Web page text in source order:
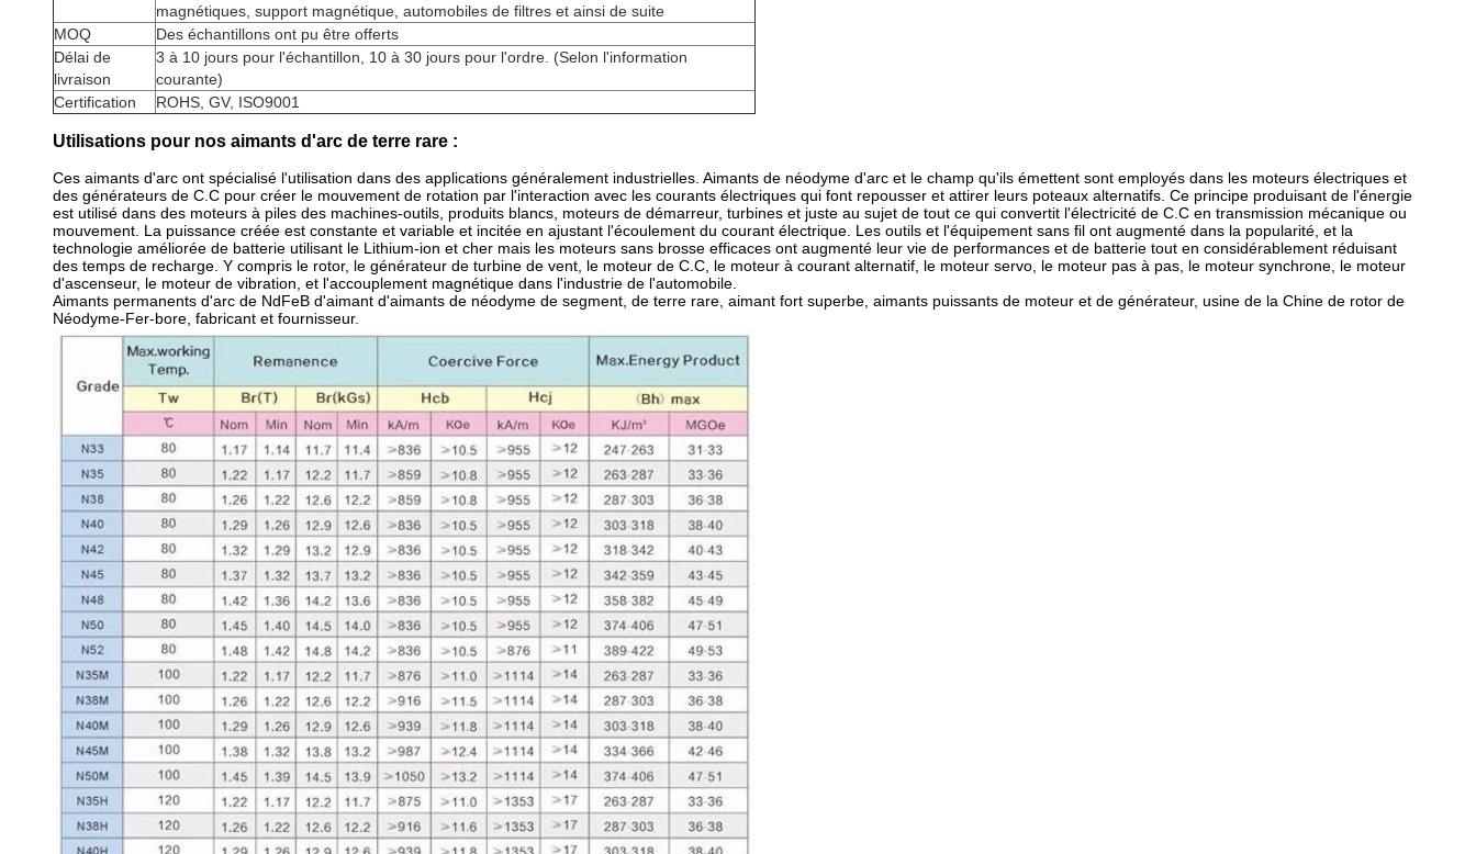
magnétiques, support magnétique, automobiles de filtres et ainsi de suite
MOQ
Des échantillons ont pu être offerts
Délai de
livraison
3 à 10 jours pour l'échantillon, 10 à 30 jours pour l'ordre. (Selon l'information
courante)
Certification
ROHS, GV, ISO9001
Utilisations pour nos aimants d'arc de terre rare :
Ces aimants d'arc ont spécialisé l'utilisation dans des applications généralement industrielles. Aimants de néodyme d'arc et le champ qu'ils émettent sont employés dans les moteurs électriques et
des générateurs de C.C pour créer le mouvement de rotation par l'interaction avec les courants électriques qui font repousser et attirer leurs poteaux alternatifs. Ce principe produisant de l'énergie
est utilisé dans des moteurs à piles des machines-outils, produits blancs, moteurs de démarreur, turbines et juste au sujet de tout ce qui convertit l'électricité de C.C en transmission mécanique ou
mouvement. La puissance créée est constante et variable et incitée en ajustant l'écoulement du courant électrique. Les outils et l'équipement sans fil ont augmenté dans la popularité, et la
technologie améliorée de batterie utilisant le Lithium-ion et cher mais les moteurs sans brosse efficaces ont augmenté leur vie de performances et de batterie tout en considérablement réduisant
des temps de recharge. Y compris le rotor, le générateur de turbine de vent, le moteur de C.C, le moteur à courant alternatif, le moteur servo, le moteur pas à pas, le moteur synchrone, le moteur
d'ascenseur, le moteur de vibration, et l'accouplement magnétique dans l'industrie de l'automobile.
Aimants permanents d'arc de NdFeB d'aimant d'aimants de néodyme de segment, de terre rare, aimant fort superbe, aimants puissants de moteur et de générateur, usine de la Chine de rotor de
Néodyme-Fer-bore, fabricant et fournisseur.